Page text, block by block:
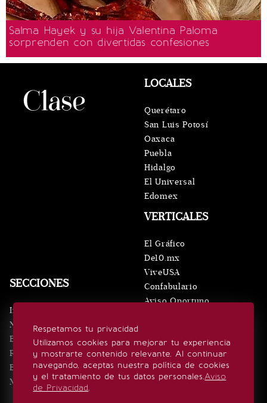
Salma Hayek y su hija Valentina Paloma
sorprenden con divertidas confesiones
Respetamos tu privacidad
Utilizamos cookies para mejorar tu experiencia
y mostrarte contenido relevante. Al continuar
navegando, aceptas nuestra política de cookies
y el tratamiento de tus datos personales.Aviso
de Privacidad.
SECCIONES
Inicio
Noticias
Eventos
Realeza
Estilo de vida
Minuto x Minuto
VERTICALES
El Gráfico
De10.mx
ViveUSA
Confabulario
Aviso Oportuno
LOCALES
Querétaro
San Luis Potosí
Oaxaca
Puebla
Hidalgo
El Universal
Edomex
SÍGUENOS